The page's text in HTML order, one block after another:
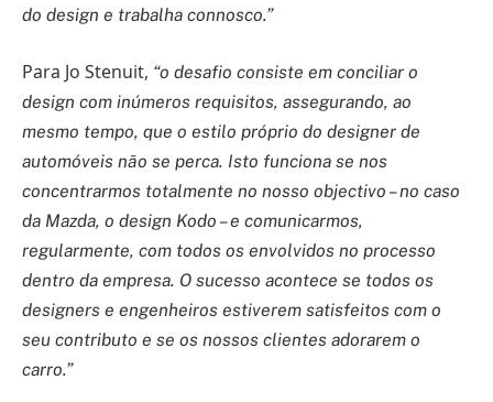
do design e trabalha connosco.”
Para Jo Stenuit, “o desafio consiste em conciliar o
design com inúmeros requisitos, assegurando, ao
mesmo tempo, que o estilo próprio do designer de
automóveis não se perca. Isto funciona se nos
concentrarmos totalmente no nosso objectivo – no caso
da Mazda, o design Kodo – e comunicarmos,
regularmente, com todos os envolvidos no processo
dentro da empresa. O sucesso acontece se todos os
designers e engenheiros estiverem satisfeitos com o
seu contributo e se os nossos clientes adorarem o
carro.”